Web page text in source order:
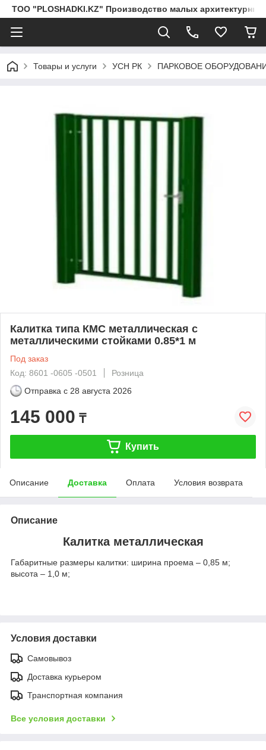
ТОО "PLOSHADKI.KZ" Производство малых
Товары и услуги УСН РК ПАРКОВОЕ
Калитка типа КМС металлическая с
металлическими стойками 0.85*1 м
Под заказ
Код: 8601 -0605 -0501
Розница
Отправка с 28 августа 2026
145 000 ₸
Купить
Описание Доставка Оплата Условия возврата
Описание
Калитка металлическая
Габаритные размеры калитки: ширина проема – 0,85 м;
высота – 1,0 м;
Условия доставки
Самовывоз
Доставка курьером
Транспортная компания
Все условия доставки